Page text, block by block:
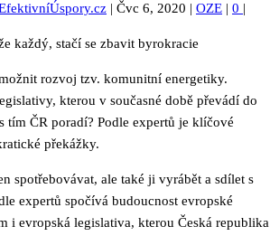
| Čvc 6, 2020 | OZE | 0 |
rozvoj tzv. komunitní energetiky.
kterou v současné době převádí do
tím ČR poradí? Podle expertů je klíčové
překážky.
spotřebovávat, ale také ji vyrábět a sdílet s
expertů spočívá budoucnost evropské
i evropská legislativa, kterou Česká republika